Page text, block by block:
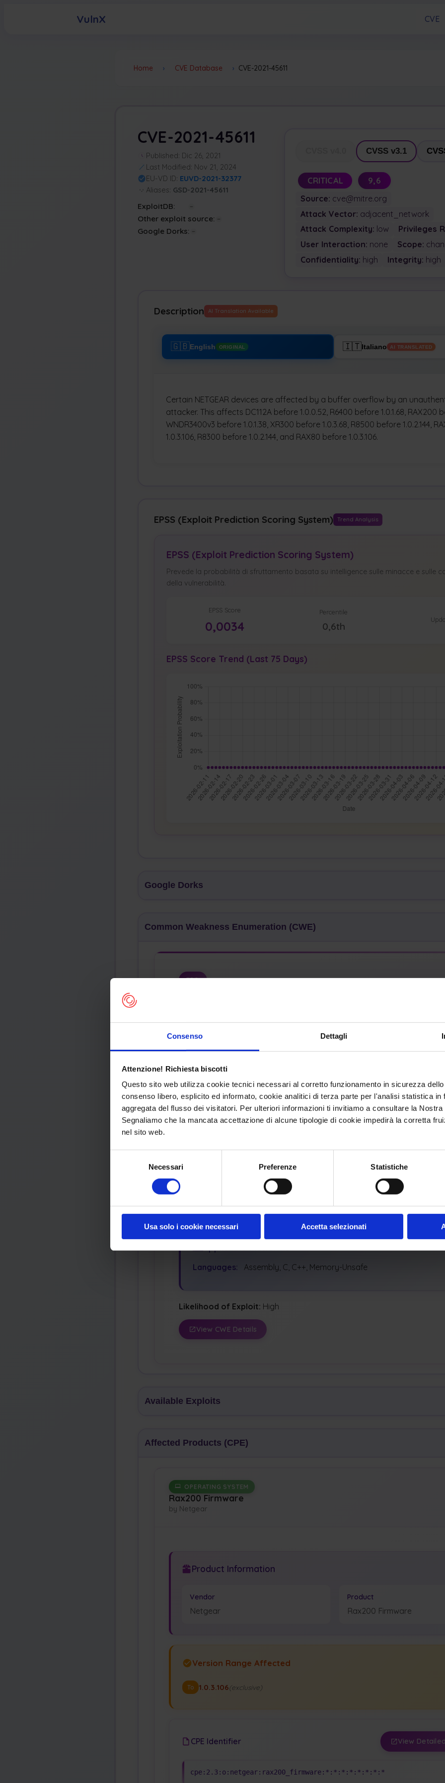
Consenso Dettagli
Attenzione! Richiesta biscotti
Questo sito web utilizza cookie tecnici necessari al corretto funzionamento in sicurezza
consenso libero, esplicito ed informato, cookie analitici di terza parte per l'analisi statistica in
aggregata del flusso dei visitatori. Per ulteriori informazioni ti invitiamo a consultare la Nostra
Segnaliamo che la mancata accettazione di alcune tipologie di cookie impedirà la corretta
nel sito web.
Necessari Preferenze Statistiche
Usa solo i cookie necessari Accetta selezionati
VulnX CVE
Home › CVE Database › CVE-2021-45611
CVE-2021-45611
Published: Dic 26, 2021
Last Modified: Nov 21, 2024
EU-VD ID: EUVD-2021-32377
Aliases: GSD-2021-45611
ExploitDB:
Other exploit source:
Google Dorks:
CVSS v3.1
CRITICAL 9,6
Source: cve@mitre.org
Attack Vector: adjacent_network
Attack Complexity: low
Privileges
User Interaction: none Scope:
Confidentiality: high Integrity: high
Description AI Translation Available
🇬🇧English ORIGINAL 🇮🇹Italiano AI TRANSLATED
Certain NETGEAR devices are affected by a buffer overflow by an
attacker. This affects DC112A before 1.0.0.52, R6400 before 1.0.1.68, RAX200
WNDR3400v3 before 1.0.1.38, XR300 before 1.0.3.68, R8500 before 1.0.2.144,
1.0.3.106, R8300 before 1.0.2.144, and RAX80 before 1.0.3.106.
EPSS (Exploit Prediction Scoring System) Trend Analysis
EPSS (Exploit Prediction Scoring System)
Prevede la probabilità di sfruttamento basata su intelligence sulle minacce e sulle
della vulnerabilità.
EPSS Score
0,0034
Percentile
0,6th
EPSS Score Trend (Last 75 Days)
Google Dorks
Common Weakness Enumeration (CWE)
120
Abstraction:Base
Common Consequences
Potential Impacts:
Execute Unauthorized Code Or Commands
Languages: Assembly, C, C++, Memory-Unsafe
Likelihood of Exploit: High
View CWE Details
Available Exploits
Affected Products (CPE)
OPERATING SYSTEM
Rax200 Firmware
by Netgear
Product Information
Vendor
Netgear
Product
Rax200 Firmware
Version Range Affected
To 1.0.3.106(exclusive)
CPE Identifier View
cpe:2.3:o:netgear:rax200_firmware:*:*:*:*:*:*:*:*